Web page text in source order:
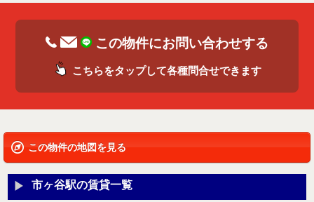
この物件にお問い合わせする
こちらをタップして各種問合せできます
この物件の地図を見る
市ヶ谷駅の賃貸一覧